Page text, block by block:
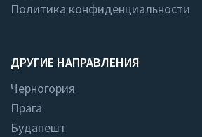
Политика конфиденциальности
ДРУГИЕ НАПРАВЛЕНИЯ
Черногория
Прага
Будапешт